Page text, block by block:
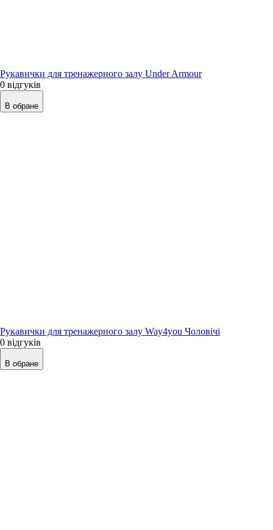
Рукавички для тренажерного залу Under Armour
0 відгуків
В обране
Рукавички для тренажерного залу Way4you Чоловічі
0 відгуків
В обране